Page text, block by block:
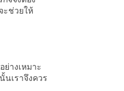
ะช่วยให้
ย่างเหมาะ
เราจึงควร